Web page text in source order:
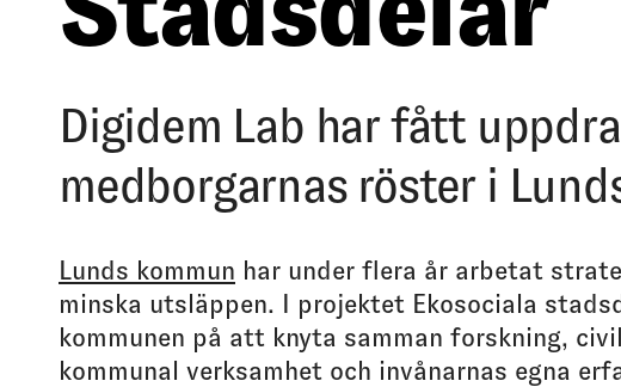
Digidem Lab har fått
medborgarnas röster i
Lunds kommun har under flera år arbetat
minska utsläppen. I projektet Ekosociala
kommunen på att knyta samman forskning,
kommunal verksamhet och invånarnas egna